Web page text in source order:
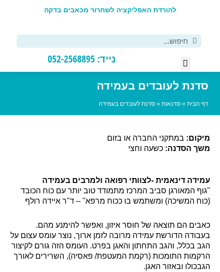
להורדת האפליקציה לשחרור מכאבים בדקה
נייד: 052-2568895
לעובדים בעמידה
» סדנאות »סדנת לעובדים בעמידה
במתקני החברה או בזום
הסדנה:כשעה וחצי
דינאמית -לצוותי רפואה ולמרבים בעמידה
המאורגן סביב המרכז מתמודד טוב יותר עם כוח הכובד
המשיכה) ומשתמש בו ככוח מרפא" – ד"ר איידה רולף
הם תוצאה של חוסר איזון, ואפשר להימנע מהם.
הדורשת עמידה מרובה לזמן ארוך, נוצר עומס עצום על
בכלל, והגב התחתון והאגן בפרט. העומס הזה גורם לקיצור
התומכות (רקמת המעטפת/ פאסיה), השרירים לאורך
ובאזור האגן.